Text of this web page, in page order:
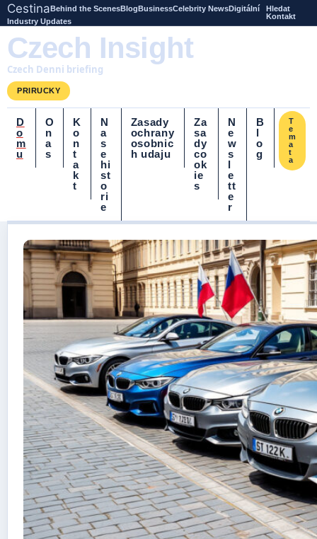
CestinaBehind the ScenesBlogBusinessCelebrity NewsDigitální
Industry Updates
Hledat
Kontakt
Czech Insight
Czech Denni briefing
PRIRUCKY
D
o
m
u
O
n
a
s
K
o
n
t
a
k
t
N
a
s
e
hi
st
o
ri
e
Zasady
ochrany
osobnic
h udaju
Za
sa
dy
co
ok
ie
s
N
e
w
s
l
e
tt
e
r
B
l
o
g
T
e
m
a
t
a